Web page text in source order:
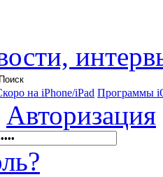
на iPhone/iPad Программы
Авторизация